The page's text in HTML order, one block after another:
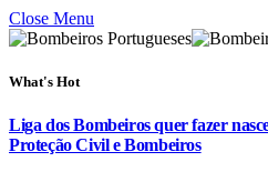
Close Menu
What's Hot
Liga dos Bombeiros quer fazer
Proteção Civil e Bombeiros